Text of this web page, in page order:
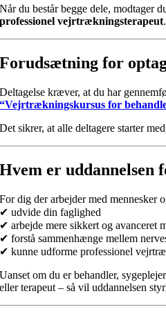
Når du består begge dele, modtager
professionel vejrtrækningsterapeut.
Forudsætning for
Deltagelse kræver, at du har
“Vejrtrækningskursus for
Det sikrer, at alle deltagere starter
Hvem er uddannelsen
For dig der arbejder med mennesker
✔ udvide din faglighed
✔ arbejde mere sikkert og avanceret
✔ forstå sammenhænge mellem
✔ kunne udforme professionel
Uanset om du er behandler,
eller terapeut – så vil uddannelsen